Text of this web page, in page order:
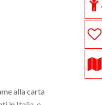
alla carta